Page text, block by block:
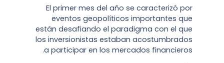
El primer mes del año se caracterizó por
eventos geopolíticos importantes que
están desafiando el paradigma con el que
los inversionistas estaban acostumbrados
a participar en los mercados financieros.